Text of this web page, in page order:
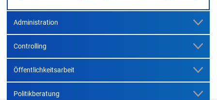
Administration
Controlling
Öffentlichkeitsarbeit
Politikberatung